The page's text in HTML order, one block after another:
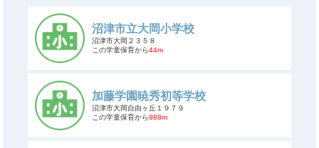
沼津市立大岡小学校
沼津市大岡２３５８
この学童保育から44m
加藤学園暁秀初等学校
沼津市大岡自由ヶ丘１９７９
この学童保育から988m